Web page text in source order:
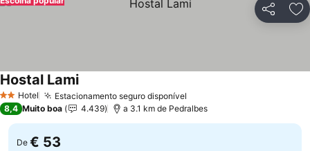
Partilhar
2 Estrelas
Hotel Estacionamento seguro disponível
Hostal Lami
8,4 Muito boa 4.439 a 3.1 km de Pedralbes
De € 53